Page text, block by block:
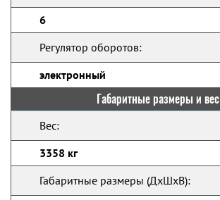
6
Регулятор оборотов:
электронный
Габаритные размеры и вес
Вес:
3358 кг
Габаритные размеры (ДхШхВ):